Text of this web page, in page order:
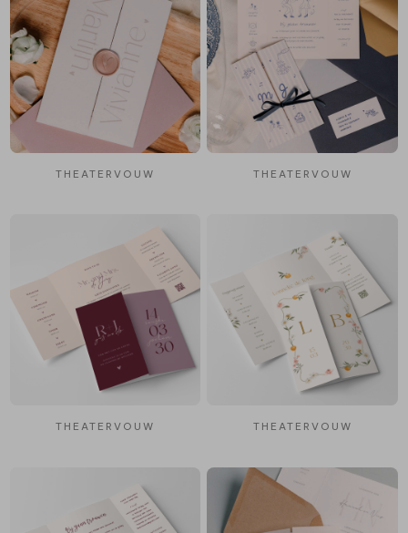
THEATERVOUW THEATERVOUW
THEATERVOUW THEATERVOUW